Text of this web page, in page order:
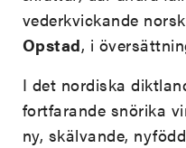
vederkvickande
Opstad, i
I det nordiska
fortfarande snörika
ny, skälvande,